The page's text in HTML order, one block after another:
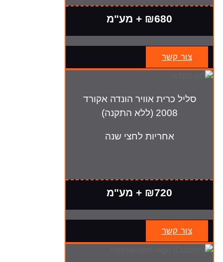
₪680 + מע"מ
צור קשר
סליל כרית אוויר הונדה אקורד
2008 (ללא התקנה)
אחריות לחצי שנה
₪720 + מע"מ
צור קשר